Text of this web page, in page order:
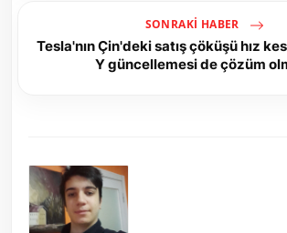
SONRAKI HABER
Tesla'nın Çin'deki satış çöküşü hız
Y güncellemesi de çözüm